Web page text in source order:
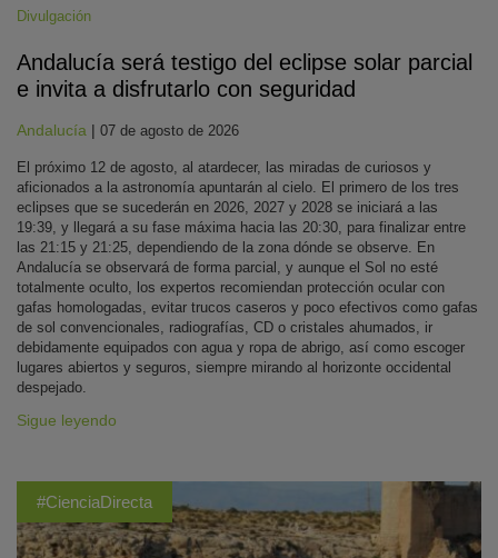
Divulgación
Andalucía será testigo del eclipse solar parcial
e invita a disfrutarlo con seguridad
Andalucía | 07 de agosto de 2026
El próximo 12 de agosto, al atardecer, las miradas de curiosos y
aficionados a la astronomía apuntarán al cielo. El primero de los tres
eclipses que se sucederán en 2026, 2027 y 2028 se iniciará a las
19:39, y llegará a su fase máxima hacia las 20:30, para finalizar entre
las 21:15 y 21:25, dependiendo de la zona dónde se observe. En
Andalucía se observará de forma parcial, y aunque el Sol no esté
totalmente oculto, los expertos recomiendan protección ocular con
gafas homologadas, evitar trucos caseros y poco efectivos como gafas
de sol convencionales, radiografías, CD o cristales ahumados, ir
debidamente equipados con agua y ropa de abrigo, así como escoger
lugares abiertos y seguros, siempre mirando al horizonte occidental
despejado.
Sigue leyendo
#CienciaDirecta